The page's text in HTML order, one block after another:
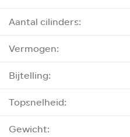
Aantal cilinders:
Vermogen:
Bijtelling:
Topsnelheid:
Gewicht: